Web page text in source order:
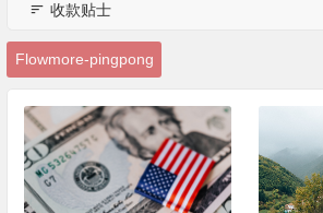
收款贴士
Flowmore-pingpong